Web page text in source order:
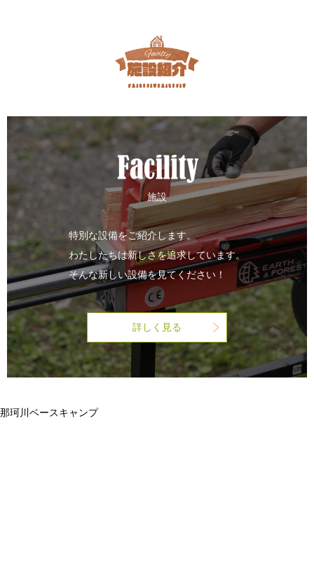
施設
特別な設備をご紹介します。
わたしたちは新しさを追求しています。
そんな新しい設備を見てください！
詳しく見る
那珂川ベースキャンプ